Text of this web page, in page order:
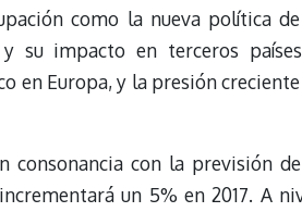
como la nueva política
su impacto en terceros
en Europa, y la presión
consonancia con la previsión
un 5% en 2017. A